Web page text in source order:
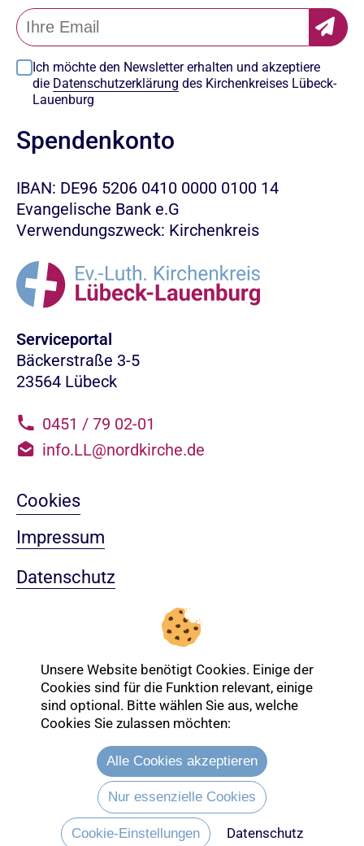
Ich möchte den Newsletter erhalten und akzeptiere
die Datenschutzerklärung des Kirchenkreises Lübeck-
Lauenburg
Spendenkonto
IBAN: DE96 5206 0410 0000 0100 14
Evangelische Bank e.G
Verwendungszweck: Kirchenkreis
Serviceportal
Bäckerstraße 3-5
23564 Lübeck
0451 / 79 02-01
info.LL@nordkirche.de
Cookies
Impressum
Datenschutz
Nach oben
Login-Bereich
Unsere Website benötigt Cookies. Einige der
Cookies sind für die Funktion relevant, einige
sind optional. Bitte wählen Sie aus, welche
Cookies Sie zulassen möchten:
Alle Cookies akzeptieren
Nur essenzielle Cookies
Cookie-Einstellungen Datenschutz